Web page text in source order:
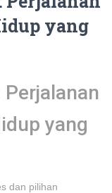
yang
yang
dan pilihan